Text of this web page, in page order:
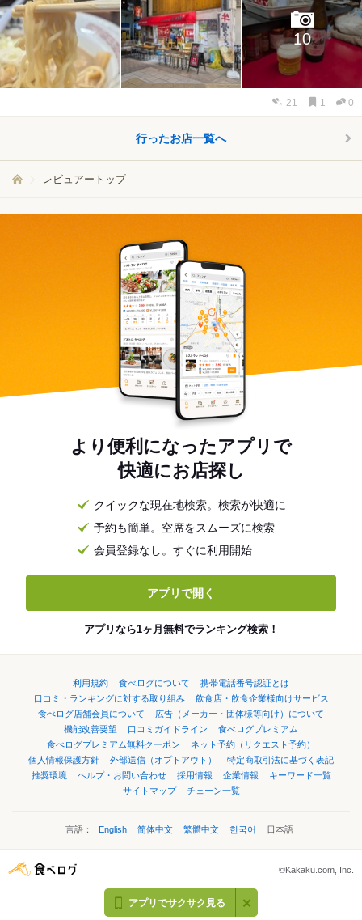
10
21 1 0
行ったお店一覧へ
アプリでサクサク見る
レビュアートップ
より便利になったアプリで
快適にお店探し
クイックな現在地検索。検索が快適に
予約も簡単。空席をスムーズに検索
会員登録なし。すぐに利用開始
アプリで開く
アプリなら1ヶ月無料でランキング検索！
利用規約 食べログについて
携帯電話番号認証とは
口コミ・ランキングに対する取り組み
飲食店・飲食企業様向けサービス
食べログ店舗会員について
広告（メーカー・団体様等向け）について
機能改善要望
口コミガイドライン
食べログプレミアム
食べログプレミアム無料クーポン
ネット予約（リクエスト予約）
個人情報保護方針
外部送信（オプトアウト）
特定商取引法に基づく表記
推奨環境
ヘルプ・お問い合わせ 採用情報 企業情報
キーワード一覧
サイトマップ
チェーン一覧
言語： English 简体中文 繁體中文 한국어 日本語
©Kakaku.com, Inc.